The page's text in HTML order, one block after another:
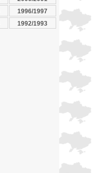
1996/1997
1992/1993